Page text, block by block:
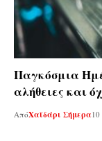
Παγκόσμια
αλήθειες και
ΑπόΧαϊδάρι Σήμερα